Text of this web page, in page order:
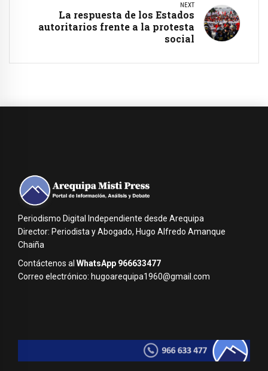
NEXT
La respuesta de los Estados
autoritarios frente a la protesta
social
Periodismo Digital Independiente desde Arequipa
Director: Periodista y Abogado, Hugo Alfredo Amanque
Chaiña
Contáctenos al WhatsApp 966633477
Correo electrónico: hugoarequipa1960@gmail.com